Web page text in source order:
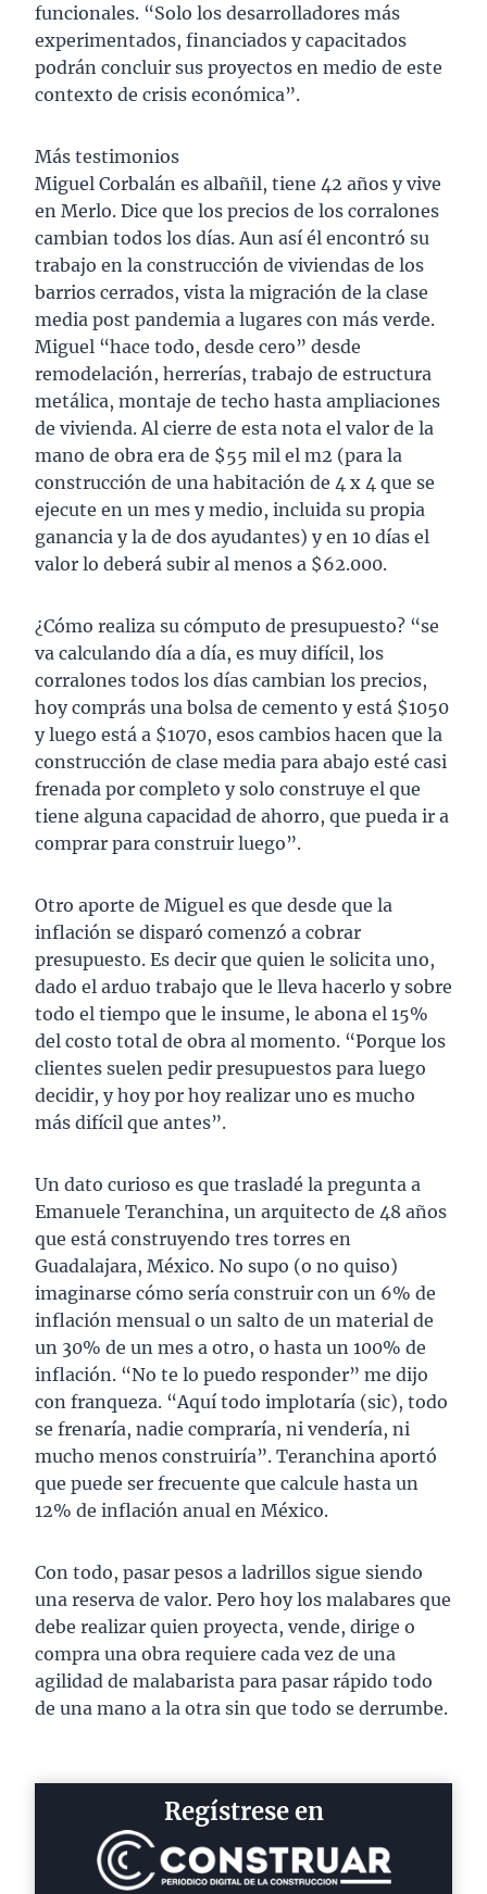
funcionales. “Solo los desarrolladores más
experimentados, financiados y capacitados
podrán concluir sus proyectos en medio de este
contexto de crisis económica”.
Más testimonios
Miguel Corbalán es albañil, tiene 42 años y vive
en Merlo. Dice que los precios de los corralones
cambian todos los días. Aun así él encontró su
trabajo en la construcción de viviendas de los
barrios cerrados, vista la migración de la clase
media post pandemia a lugares con más verde.
Miguel “hace todo, desde cero” desde
remodelación, herrerías, trabajo de estructura
metálica, montaje de techo hasta ampliaciones
de vivienda. Al cierre de esta nota el valor de la
mano de obra era de $55 mil el m2 (para la
construcción de una habitación de 4 x 4 que se
ejecute en un mes y medio, incluida su propia
ganancia y la de dos ayudantes) y en 10 días el
valor lo deberá subir al menos a $62.000.
¿Cómo realiza su cómputo de presupuesto? “se
va calculando día a día, es muy difícil, los
corralones todos los días cambian los precios,
hoy comprás una bolsa de cemento y está $1050
y luego está a $1070, esos cambios hacen que la
construcción de clase media para abajo esté casi
frenada por completo y solo construye el que
tiene alguna capacidad de ahorro, que pueda ir a
comprar para construir luego”.
Otro aporte de Miguel es que desde que la
inflación se disparó comenzó a cobrar
presupuesto. Es decir que quien le solicita uno,
dado el arduo trabajo que le lleva hacerlo y sobre
todo el tiempo que le insume, le abona el 15%
del costo total de obra al momento. “Porque los
clientes suelen pedir presupuestos para luego
decidir, y hoy por hoy realizar uno es mucho
más difícil que antes”.
Un dato curioso es que trasladé la pregunta a
Emanuele Teranchina, un arquitecto de 48 años
que está construyendo tres torres en
Guadalajara, México. No supo (o no quiso)
imaginarse cómo sería construir con un 6% de
inflación mensual o un salto de un material de
un 30% de un mes a otro, o hasta un 100% de
inflación. “No te lo puedo responder” me dijo
con franqueza. “Aquí todo implotaría (sic), todo
se frenaría, nadie compraría, ni vendería, ni
mucho menos construiría”. Teranchina aportó
que puede ser frecuente que calcule hasta un
12% de inflación anual en México.
Con todo, pasar pesos a ladrillos sigue siendo
una reserva de valor. Pero hoy los malabares que
debe realizar quien proyecta, vende, dirige o
compra una obra requiere cada vez de una
agilidad de malabarista para pasar rápido todo
de una mano a la otra sin que todo se derrumbe.
Regístrese en